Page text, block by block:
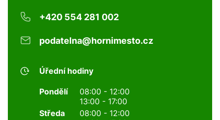
+420 554 281 002
podatelna@hornimesto.cz
Úřední hodiny
Pondělí
08:00 - 12:00
13:00 - 17:00
Středa
08:00 - 12:00